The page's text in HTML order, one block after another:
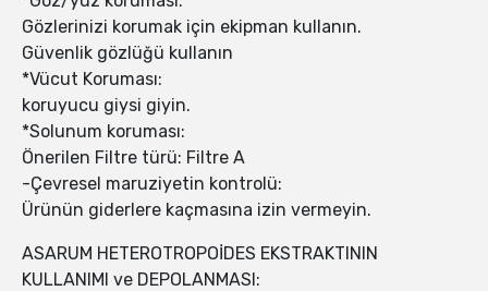
Gözlerinizi korumak için ekipman kullanın.
Güvenlik gözlüğü kullanın
*Vücut Koruması:
koruyucu giysi giyin.
*Solunum koruması:
Önerilen Filtre türü: Filtre A
-Çevresel maruziyetin kontrolü:
Ürünün giderlere kaçmasına izin vermeyin.
ASARUM HETEROTROPOİDES EKSTRAKTININ
KULLANIMI ve DEPOLANMASI: